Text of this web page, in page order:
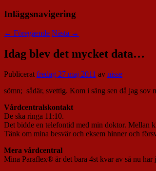
Inläggsnavigering
← Föregående Nästa →
Idag blev det mycket data…
Publiceratfredag 27 maj 2011 av nisse
sömn; sådär, svettig. Kom i säng sen då jag
Vårdcentralskontakt
De ska ringa 11:10.
Det bidde en telefontid med min doktor. Mellan
Tänk om mina besvär och eksem hinner och
Mera vårdcentral
Mina Paraflex® är det bara 4st kvar av så nu